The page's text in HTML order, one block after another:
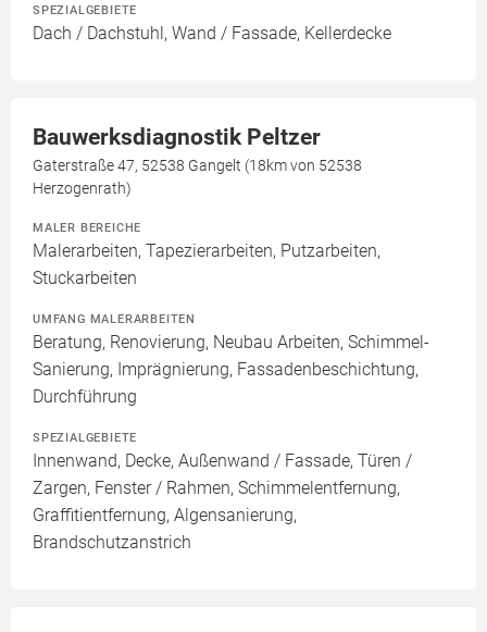
SPEZIALGEBIETE
Dach / Dachstuhl, Wand / Fassade, Kellerdecke
Bauwerksdiagnostik Peltzer
Gaterstraße 47, 52538 Gangelt (18km von 52538
Herzogenrath)
MALER BEREICHE
Malerarbeiten, Tapezierarbeiten, Putzarbeiten,
Stuckarbeiten
UMFANG MALERARBEITEN
Beratung, Renovierung, Neubau Arbeiten, Schimmel-
Sanierung, Imprägnierung, Fassadenbeschichtung,
Durchführung
SPEZIALGEBIETE
Innenwand, Decke, Außenwand / Fassade, Türen /
Zargen, Fenster / Rahmen, Schimmelentfernung,
Graffitientfernung, Algensanierung,
Brandschutzanstrich